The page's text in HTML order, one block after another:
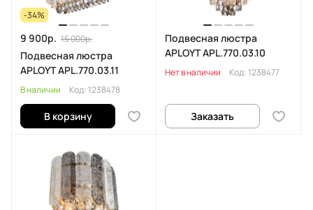
-34%
9 900р. 15 000р.
Подвесная люстра
APLOYT APL.770.03.11
В наличии Код: 1238478
В корзину
Подвесная люстра
APLOYT APL.770.03.10
Нет в наличии Код: 1238477
Заказать